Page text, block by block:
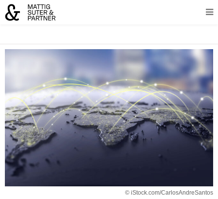
© iStock.com/CarlosAndreSantos